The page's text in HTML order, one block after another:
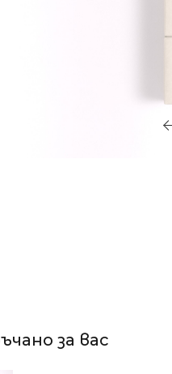
за вас